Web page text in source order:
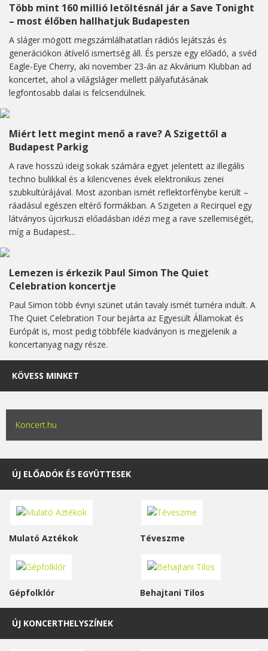
Több mint 160 millió letöltésnál jár a Save Tonight
– most élőben hallhatjuk Budapesten
A sláger mögött megszámlálhatatlan rádiós lejátszás és
generációkon átívelő ismertség áll. És persze egy előadó, a svéd
Eagle-Eye Cherry, aki november 23-án az Akvárium Klubban ad
koncertet, ahol a világsláger mellett pályafutásának
legfontosabb dalai is felcsendülnek.
Miért lett megint menő a rave? A Szigettől a
Budapest Parkig
A rave hosszú ideig sokak számára egyet jelentett az illegális
techno bulikkal és a kilencvenes évek elektronikus zenei
szubkultúrájával. Most azonban ismét reflektorfénybe került –
ráadásul egészen eltérő formákban. A Szigeten a Recirquel egy
látványos újcirkuszi előadásban idézi meg a rave szellemiségét,
míg a Budapest...
Lemezen is érkezik Paul Simon The Quiet
Celebration koncertje
Paul Simon több évnyi szünet után tavaly ismét turnéra indult. A
The Quiet Celebration Tour bejárta az Egyesült Államokat és
Európát is, most pedig többféle kiadványon is megjelenik a
koncertanyag nagy része.
KÖVESS MINKET
Koncert.hu
ÚJ ELŐADÓK ÉS EGYÜTTESEK
Mulató Aztékok Téveszme
Gépfolklór Behajtani Tilos
ÚJ KONCERTHELYSZÍNEK